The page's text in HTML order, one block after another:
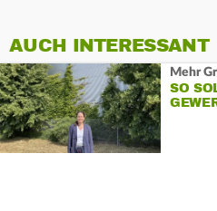
AUCH INTERESSANT
Mehr
SO